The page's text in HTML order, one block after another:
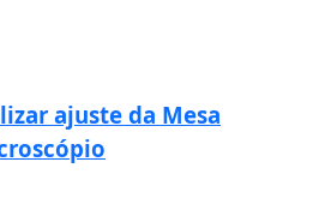
ajuste da Mesa